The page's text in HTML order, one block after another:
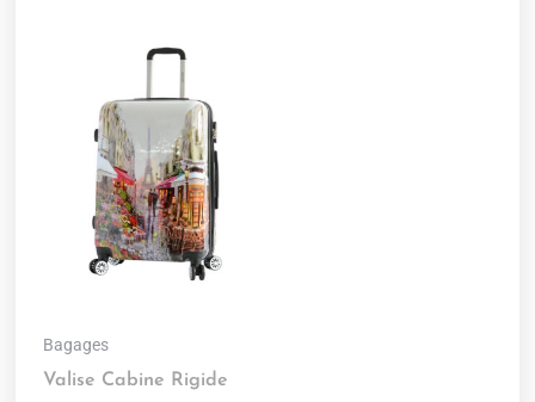
Bagages
Valise Cabine Rigide